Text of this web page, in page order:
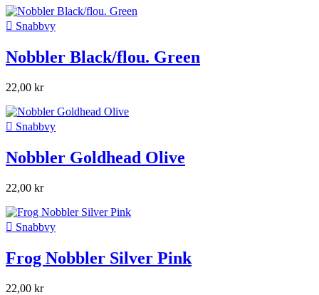
 Snabbvy
Nobbler Black/flou. Green
22,00 kr
 Snabbvy
Nobbler Goldhead Olive
22,00 kr
 Snabbvy
Frog Nobbler Silver Pink
22,00 kr